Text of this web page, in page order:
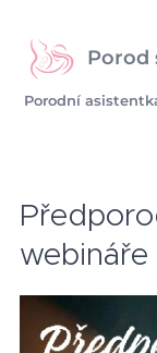
Porod
Porodní
webináře